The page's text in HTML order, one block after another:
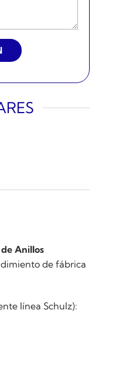
de Anillos
de fábrica
línea Schulz):